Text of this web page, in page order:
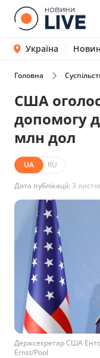
Україна
Головна
США
допомогу
млн дол
UA RU
Дата публікації: 3
Держсекретар США
Ernst/Pool